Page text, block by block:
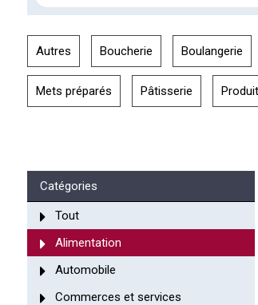
Autres Boucherie Boulangerie
Mets préparés Pâtisserie
Catégories
Tout
Alimentation
Automobile
Commerces et services